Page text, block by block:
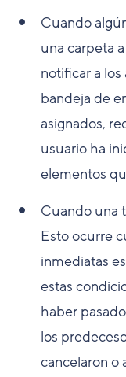
Cuando
una carpeta
notificar a
bandeja de
asignados,
usuario ha
elementos
Cuando una
Esto ocurre
inmediatas
estas
haber
los
cancelaron o